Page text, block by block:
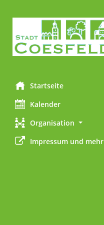
Startseite
Kalender
Organisation
Impressum und mehr